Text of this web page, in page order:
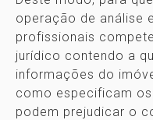
operação de análise
profissionais
jurídico contendo a
informações do
como especificam
podem prejudicar o